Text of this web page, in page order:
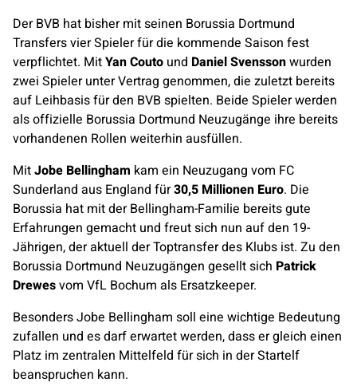
Der BVB hat bisher mit seinen Borussia Dortmund
Transfers vier Spieler für die kommende Saison fest
verpflichtet. MitYan Couto und Daniel Svenssonwurden
zwei Spieler unter Vertrag genommen, die zuletzt bereits
auf Leihbasis für den BVB spielten. Beide Spieler werden
als offizielle Borussia Dortmund Neuzugänge ihre bereits
vorhandenen Rollen weiterhin ausfüllen.
MitJobe Bellingham kam ein Neuzugang vom FC
Sunderland aus England für30,5 Millionen Euro. Die
Borussia hat mit der Bellingham-Familie bereits gute
Erfahrungen gemacht und freut sich nun auf den 19-
Jährigen, der aktuell der Toptransfer des Klubs ist. Zu den
Borussia Dortmund Neuzugängen gesellt sich Patrick
Drewesvom VfL Bochum als Ersatzkeeper.
Besonders Jobe Bellingham soll eine wichtige Bedeutung
zufallen und es darf erwartet werden, dass er gleich einen
Platz im zentralen Mittelfeld für sich in der Startelf
beanspruchen kann.